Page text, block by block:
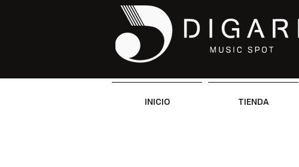
INICIO TIENDA